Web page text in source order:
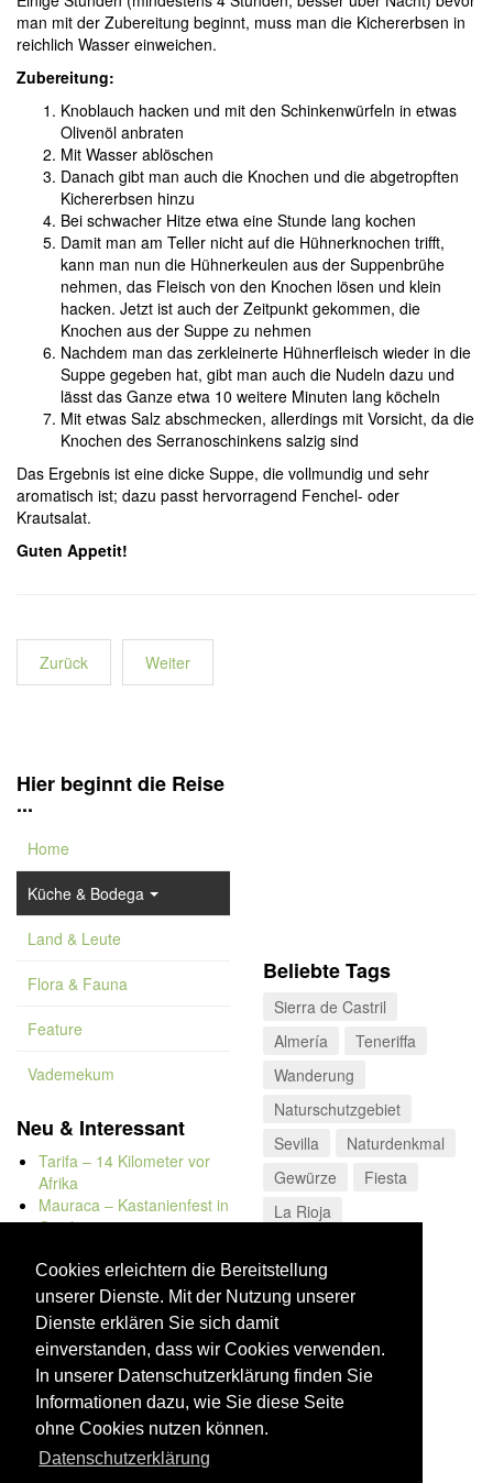
Cookies erleichtern die Bereitstellung
unserer Dienste. Mit der Nutzung unserer
Dienste erklären Sie sich damit
einverstanden, dass wir Cookies verwenden.
In unserer Datenschutzerklärung finden Sie
Informationen dazu, wie Sie diese Seite
ohne Cookies nutzen können.
Datenschutzerklärung
man mit der Zubereitung beginnt, muss man die Kichererbsen in
reichlich Wasser einweichen.
Zubereitung:
Knoblauch hacken und mit den Schinkenwürfeln in etwas
Olivenöl anbraten
Mit Wasser ablöschen
Danach gibt man auch die Knochen und die abgetropften
Kichererbsen hinzu
Bei schwacher Hitze etwa eine Stunde lang kochen
Damit man am Teller nicht auf die Hühnerknochen trifft,
kann man nun die Hühnerkeulen aus der Suppenbrühe
nehmen, das Fleisch von den Knochen lösen und klein
hacken. Jetzt ist auch der Zeitpunkt gekommen, die
Knochen aus der Suppe zu nehmen
Nachdem man das zerkleinerte Hühnerfleisch wieder in die
Suppe gegeben hat, gibt man auch die Nudeln dazu und
lässt das Ganze etwa 10 weitere Minuten lang köcheln
Mit etwas Salz abschmecken, allerdings mit Vorsicht, da die
Knochen des Serranoschinkens salzig sind
Das Ergebnis ist eine dicke Suppe, die vollmundig und sehr
aromatisch ist; dazu passt hervorragend Fenchel- oder
Krautsalat.
Guten Appetit!
Zurück Weiter
Hier beginnt die Reise
...
Home
Küche & Bodega
Land & Leute
Flora & Fauna
Feature
Vademekum
Neu & Interessant
Tarifa – 14 Kilometer vor
Afrika
Mauraca – Kastanienfest in
Capileira
Bolonia
Kap Trafalgar
Düne von Bolonia
Beliebte Tags
Sierra de Castril
Almería
Teneriffa
Wanderung
Naturschutzgebiet
Sevilla
Naturdenkmal
Gewürze
Fiesta
La Rioja